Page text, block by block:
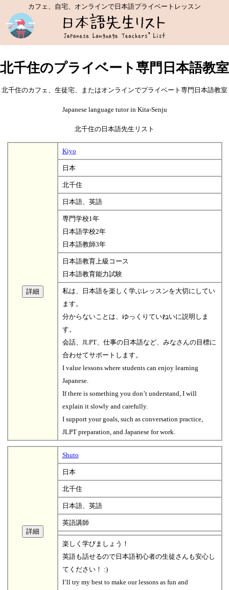
カフェ、自宅、オンラインで日本語プライベートレッスン
北千住のプライベート専門日本語教室
北千住のカフェ、生徒宅、またはオンラインでプライベート専門日本語教室
Japanese language tutor in Kita-Senju
北千住の日本語先生リスト
Kiyo
日本
北千住
日本語、英語
専門学校1年
日本語学校2年
日本語教師3年
日本語教育上級コース
日本語教育能力試験
私は、日本語を楽しく学ぶレッスンを大切にしてい
ます。
分からないことは、ゆっくりていねいに説明しま
す。
会話、JLPT、仕事の日本語など、みなさんの目標に
合わせてサポートします。
I value lessons where students can enjoy learning
Japanese.
If there is something you don’t understand, I will
explain it slowly and carefully.
I support your goals, such as conversation practice,
JLPT preparation, and Japanese for work.
Shuto
日本
北千住
日本語、英語
英語講師
楽しく学びましょう！
英語も話せるので日本語初心者の生徒さんも安心し
てください！ :)
I’ll try my best to make our lessons as fun and